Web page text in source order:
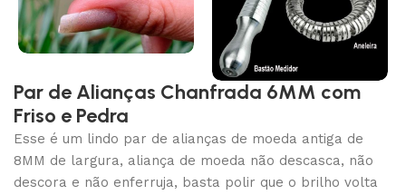
Par de Alianças Chanfrada 6MM com
Friso e Pedra
Esse é um lindo par de alianças de moeda antiga de
8MM de largura, aliança de moeda não descasca, não
descora e não enferruja, basta polir que o brilho volta